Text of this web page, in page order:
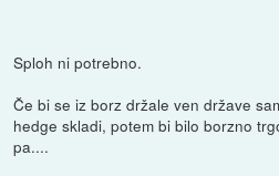
Sploh ni potrebno.
Če bi se iz borz držale ven države
hedge skladi, potem bi bilo borzno
pa....